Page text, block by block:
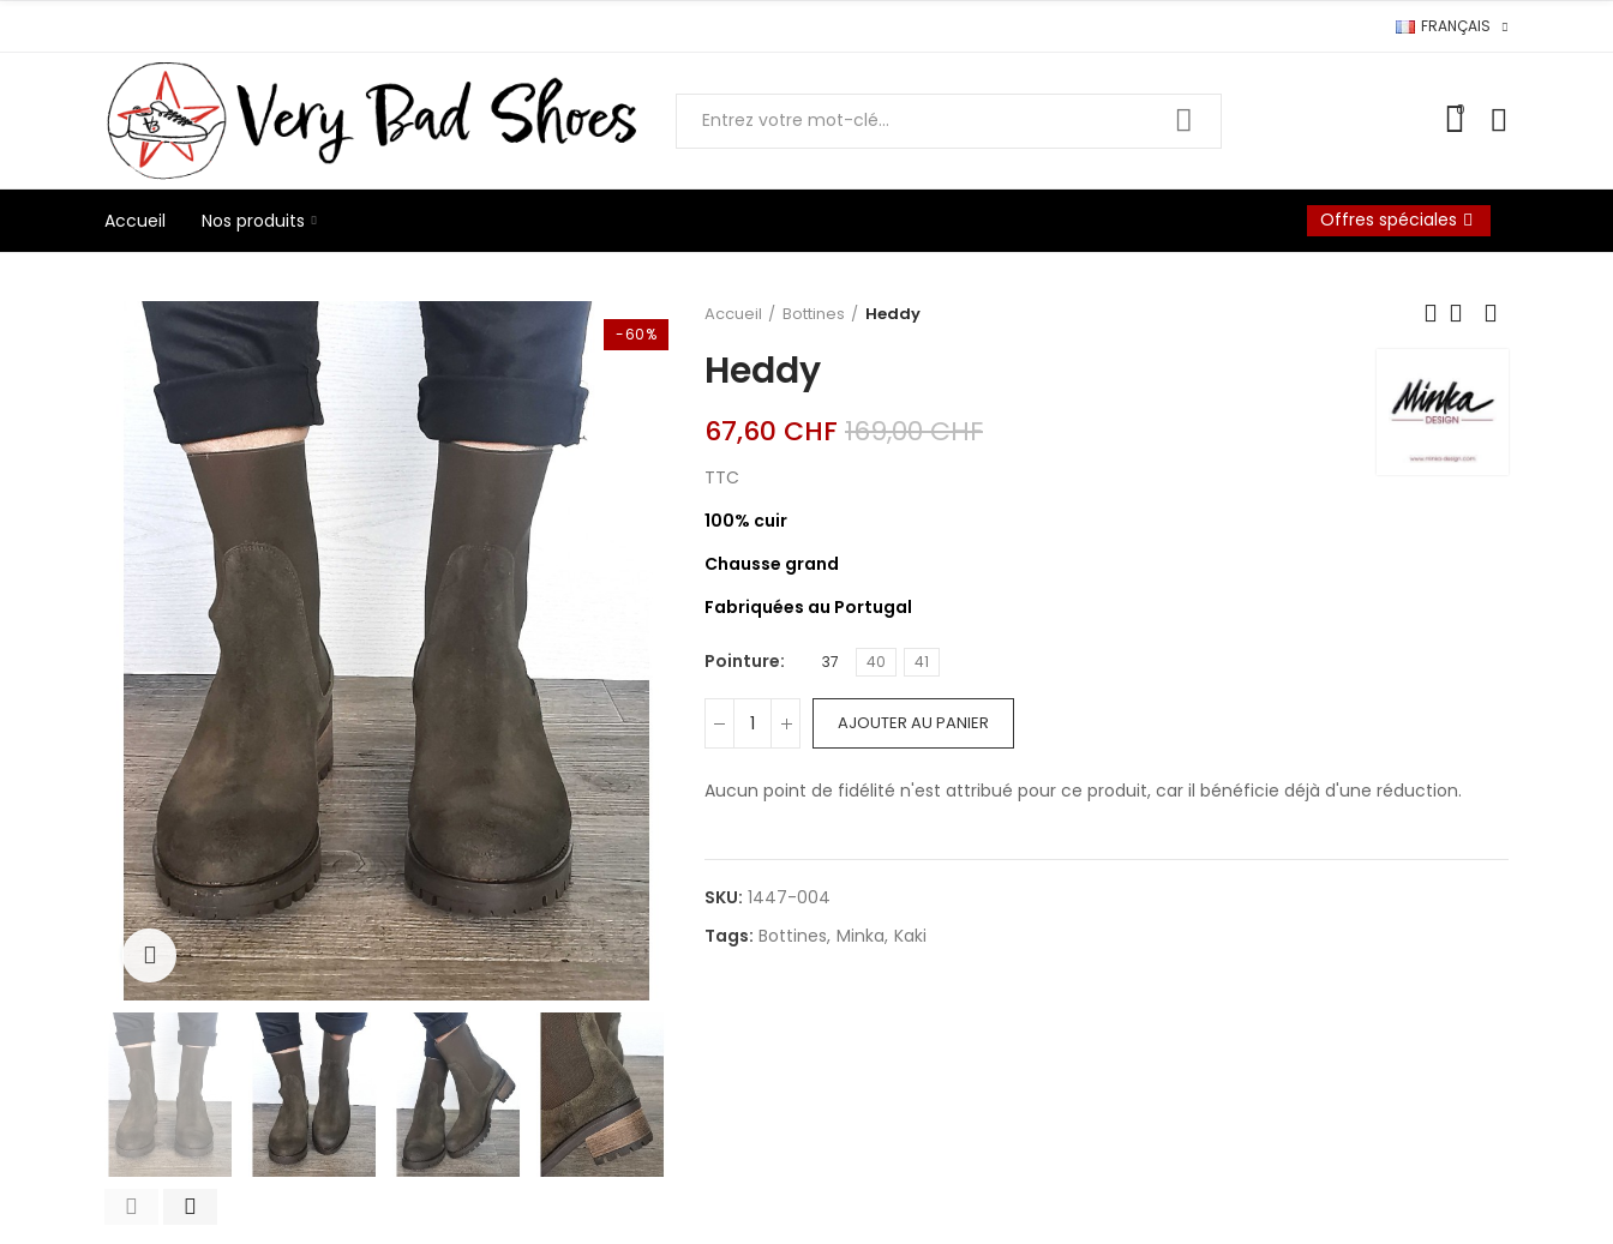
FRANÇAIS
0
Accueil Nos produits Offres spéciales
-60%
Click to enlarge
Accueil Bottines Heddy
Heddy
67,60 CHF 169,00 CHF
TTC
100% cuir
Chausse grand
Fabriquées au Portugal
Pointure 37 40 41
AJOUTER AU PANIER
Aucun point de fidélité n'est attribué pour ce produit, car il bénéficie déjà d'une réduction.
SKU: 1447-004
Tags: Bottines Minka Kaki